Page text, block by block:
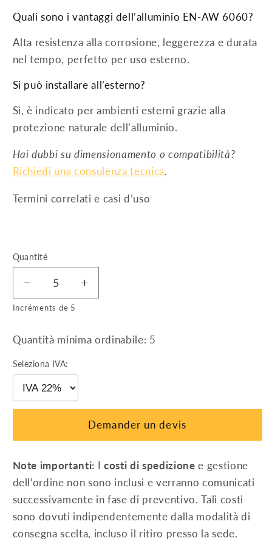
Quali sono i vantaggi dell’alluminio EN-AW 6060?
Alta resistenza alla corrosione, leggerezza e durata
nel tempo, perfetto per uso esterno.
Si può installare all’esterno?
Sì, è indicato per ambienti esterni grazie alla
protezione naturale dell’alluminio.
Hai dubbi su dimensionamento o compatibilità?
Richiedi una consulenza tecnica.
Termini correlati e casi d’uso
Quantité
Réduire
la
Profilo
base
BP
universale
da
Augmenter
la
Profilo
m
Incréments de 5
Quantità minima ordinabile: 5
Seleziona IVA:
Demander un devis
Note importanti: Icosti di spedizione e gestione
dell’ordine non sono inclusi e verranno comunicati
successivamente in fase di preventivo. Tali costi
sono dovuti indipendentemente dalla modalità di
consegna scelta, incluso il ritiro presso la sede.